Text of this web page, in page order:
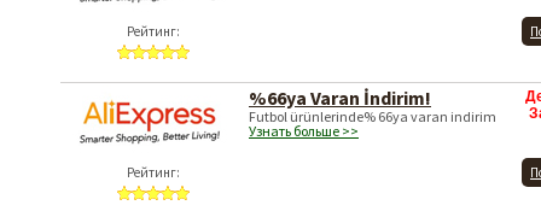
Рейтинг:
Рейтинг:
%66ya Varan İndirim!
Futbol ürünlerinde% 66ya varan indirim
Узнать больше >>